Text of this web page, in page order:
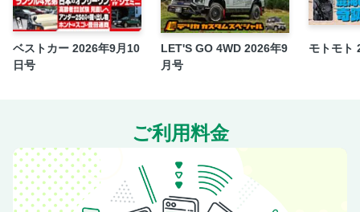
CERTIFIED DEALERS :Lamborghini Azabu
SPECIAL ARTICLE ファイティングブル、サーキットを駆
ける。
SUSPENSION ｜ ル・マン初挑戦を支えたKWの妥協なき開
発哲学。
LMDh Prototype ｜ 初のプロトタイプ・カー、未来を切り拓
ベストカー 2026年9月10
日号
LET'S GO 4WD 2026年9
月号
モトモト
ご利用料金